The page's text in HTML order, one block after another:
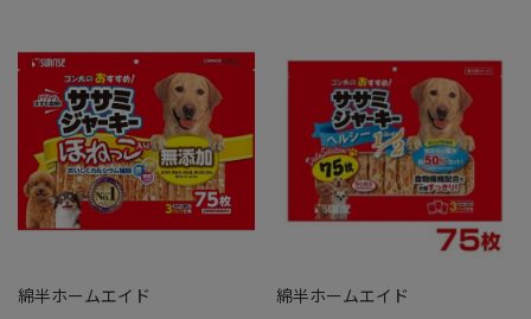
綿半ホームエイド
綿半ホームエイド